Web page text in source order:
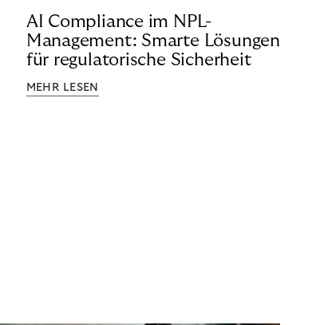
AI Compliance im NPL-
Management: Smarte Lösungen
für regulatorische Sicherheit
MEHR LESEN